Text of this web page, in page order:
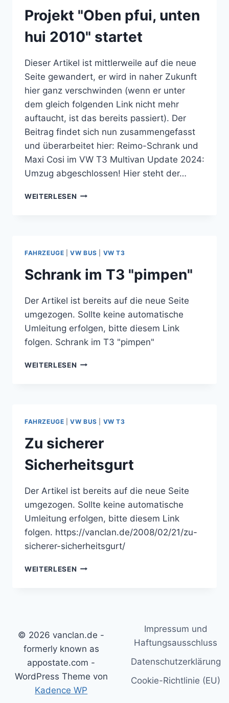
BUS
T3
Projekt "Oben pfui, unten
hui 2010" startet
Dieser Artikel ist mittlerweile auf die neue
Seite gewandert, er wird in naher Zukunft
hier ganz verschwinden (wenn er unter
dem gleich folgenden Link nicht mehr
auftaucht, ist das bereits passiert). Der
Beitrag findet sich nun zusammengefasst
und überarbeitet hier: Reimo-Schrank und
Maxi Cosi im VW T3 Multivan Update 2024:
Umzug abgeschlossen! Hier steht der…
WEITERLESEN PROJEKT
STARTET
FAHRZEUGE |VW BUS VW T3
Schrank im T3 "pimpen"
Der Artikel ist bereits auf die neue Seite
umgezogen. Sollte keine automatische
Umleitung erfolgen, bitte diesem Link
folgen. Schrank im T3 "pimpen"
WEITERLESEN SCHRANK
FAHRZEUGE |VW BUS VW T3
Zu sicherer
Sicherheitsgurt
Der Artikel ist bereits auf die neue Seite
umgezogen. Sollte keine automatische
Umleitung erfolgen, bitte diesem Link
folgen. https://vanclan.de/2008/02/21/zu-
sicherer-sicherheitsgurt/
WEITERLESEN ZU
© 2026 vanclan.de -
formerly known as
appostate.com -
WordPress Theme von
Kadence WP
Impressum und
Haftungsausschluss
Datenschutzerklärung
Cookie-Richtlinie (EU)